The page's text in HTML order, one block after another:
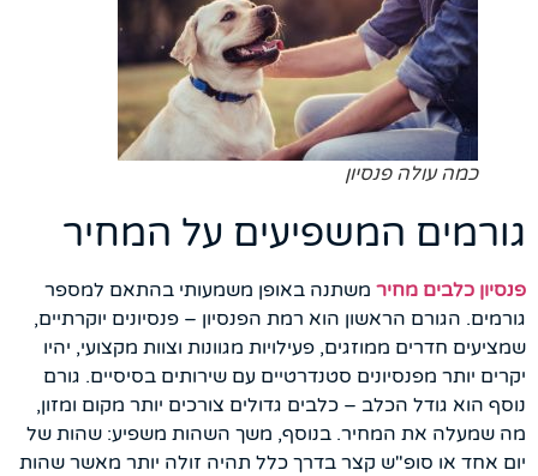
כמה עולה פנסיון
גורמים המשפיעים על המחיר
פנסיון כלבים מחיר משתנה באופן משמעותי בהתאם למספר
גורמים. הגורם הראשון הוא רמת הפנסיון – פנסיונים יוקרתיים,
שמציעים חדרים ממוזגים, פעילויות מגוונות וצוות מקצועי, יהיו
יקרים יותר מפנסיונים סטנדרטיים עם שירותים בסיסיים. גורם
נוסף הוא גודל הכלב – כלבים גדולים צורכים יותר מקום ומזון,
מה שמעלה את המחיר. בנוסף, משך השהות משפיע: שהות של
יום אחד או סופ"ש קצר בדרך כלל תהיה זולה יותר מאשר שהות